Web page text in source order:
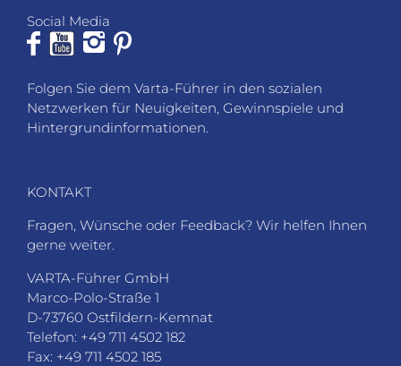
Social Media
Folgen Sie dem Varta-Führer in den sozialen
Netzwerken für Neuigkeiten, Gewinnspiele und
Hintergrundinformationen.
KONTAKT
Fragen, Wünsche oder Feedback? Wir helfen Ihnen
gerne weiter.
VARTA-Führer GmbH
Marco-Polo-Straße 1
D-73760 Ostfildern-Kemnat
Telefon: +49 711 4502 182
Fax: +49 711 4502 185